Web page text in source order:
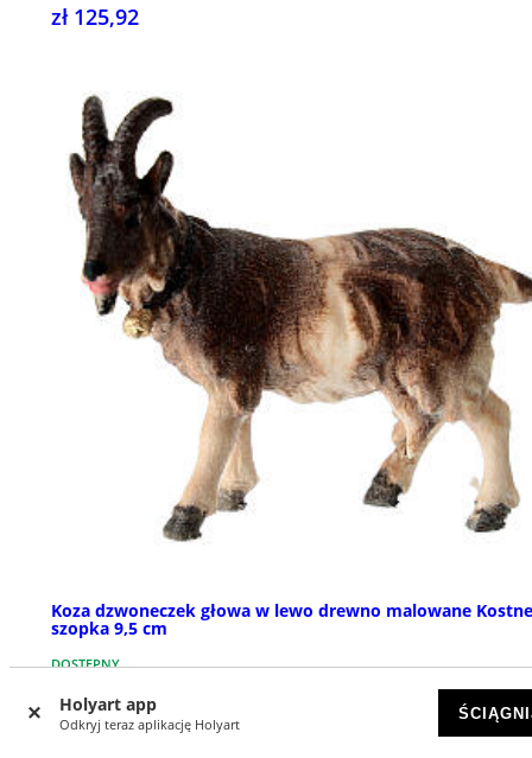
Holyart app
Odkryj teraz aplikację Holyart
zł 125,92
Koza dzwoneczek głowa w lewo drewno malowane
szopka 9,5 cm
DOSTĘPNY
zł 80,79